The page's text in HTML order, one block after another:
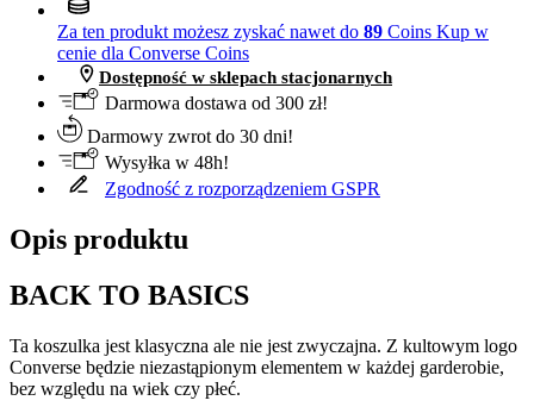
Za ten produkt możesz zyskać nawet do 89 Coins Kup w
cenie dla Converse Coins
Dostępność w sklepach stacjonarnych
Darmowa dostawa od 300 zł!
Darmowy zwrot do 30 dni!
Wysyłka w 48h!
Zgodność z rozporządzeniem GSPR
Opis produktu
BACK TO BASICS
Ta koszulka jest klasyczna ale nie jest zwyczajna. Z kultowym logo
Converse będzie niezastąpionym elementem w każdej garderobie,
bez względu na wiek czy płeć.